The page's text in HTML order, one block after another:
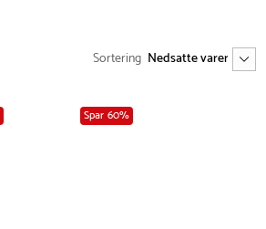
Sortering
Spar 60%